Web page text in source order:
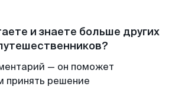
и знаете больше других
— он поможет
принять решение